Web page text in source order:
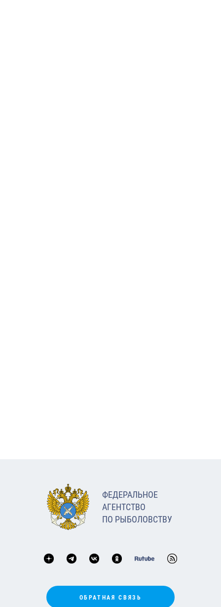
ФЕДЕРАЛЬНОЕ
АГЕНТСТВО
ПО РЫБОЛОВСТВУ
ОБРАТНАЯ СВЯЗЬ